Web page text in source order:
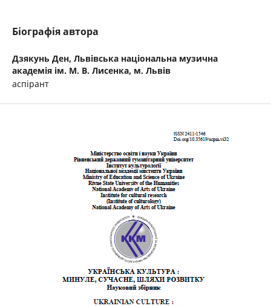
Біографія автора
Дзякунь Ден, Львівська національна музична
академія ім. М. В. Лисенка, м. Львів
аспірант